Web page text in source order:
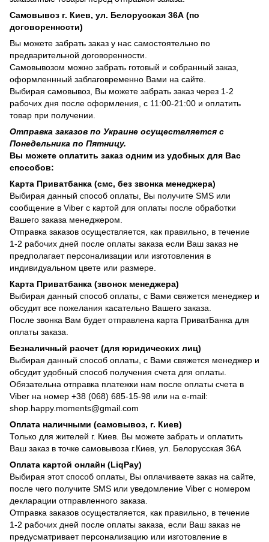
Самовывоз г. Киев, ул. Белорусская 36А (по
договоренности)
Вы можете забрать заказ у нас самостоятельно по
предварительной договоренности.
Самовывозом можно забрать готовый и собранный заказ,
оформленнный заблаговременно Вами на сайте.
Выбирая самовывоз, Вы можете забрать заказ через 1-2
рабочих дня после оформления, с 11:00-21:00 и оплатить
товар при получении.
Отправка заказов по Украине осуществляется с
Понедельника по Пятницу.
Вы можете оплатить заказ одним из удобных для Вас
способов:
Карта Приватбанка (смс, без звонка менеджера)
Выбирая данный способ оплаты, Вы получите SMS или
сообщение в Viber с картой для оплаты после обработки
Вашего заказа менеджером.
Отправка заказов осуществляется, как правильно, в течение
1-2 рабочих дней после оплаты заказа если Ваш заказ не
предполагает персонализации или изготовления в
индивидуальном цвете или размере.
Карта Приватбанка (звонок менеджера)
Выбирая данный способ оплаты, с Вами свяжется менеджер и
обсудит все пожелания касательно Вашего заказа.
После звонка Вам будет отправлена карта ПриватБанка для
оплаты заказа.
Безналичный расчет (для юридических лиц)
Выбирая данный способ оплаты, с Вами свяжется менеджер и
обсудит удобный способ получения счета для оплаты.
Обязательна отправка платежки нам после оплаты счета в
Viber на номер +38 (068) 685-15-98 или на e-mail:
shop.happy.moments@gmail.com
Оплата наличными (самовывоз, г. Киев)
Только для жителей г. Киев. Вы можете забрать и оплатить
Ваш заказ в точке самовывоза г.Киев, ул. Белорусская 36А
Оплата картой онлайн (LiqPay)
Выбирая этот способ оплаты, Вы оплачиваете заказ на сайте,
после чего получите SMS или уведомление Viber с номером
декларации отправленного заказа.
Отправка заказов осуществляется, как правильно, в течение
1-2 рабочих дней после оплаты заказа, если Ваш заказ не
предусматривает персонализацию или изготовление в